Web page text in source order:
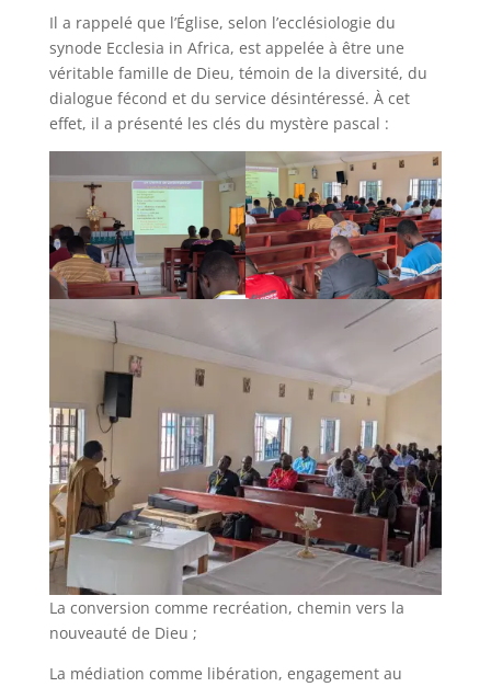
Il a rappelé que l’Église, selon l’ecclésiologie du
synode Ecclesia in Africa, est appelée à être une
véritable famille de Dieu, témoin de la diversité, du
dialogue fécond et du service désintéressé. À cet
effet, il a présenté les clés du mystère pascal :
La conversion comme recréation, chemin vers la
nouveauté de Dieu ;
La médiation comme libération, engagement au